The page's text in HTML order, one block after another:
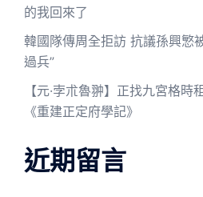
的我回來了
韓國隊傳周全拒訪 抗議孫興慜
過兵”
【元·孛朮魯翀】正找九宮格時
《重建正定府學記》
近期留言